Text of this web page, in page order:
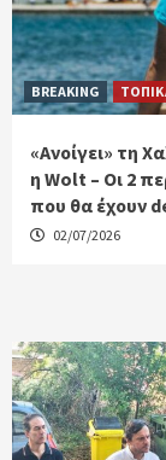
BREAKING
«Ανοίγει» τη
η Wolt – Οι 2
που θα έχουν
02/07/2026